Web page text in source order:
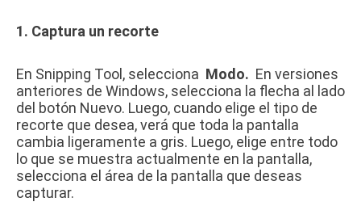
1. Captura un recorte
En Snipping Tool, selecciona Modo. En versiones
anteriores de Windows, selecciona la flecha al lado
del botón Nuevo. Luego, cuando elige el tipo de
recorte que desea, verá que toda la pantalla
cambia ligeramente a gris. Luego, elige entre todo
lo que se muestra actualmente en la pantalla,
selecciona el área de la pantalla que deseas
capturar.